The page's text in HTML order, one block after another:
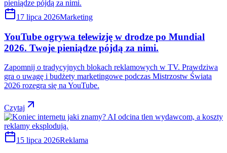
17 lipca 2026Marketing
YouTube ogrywa telewizję w drodze po Mundial
2026. Twoje pieniądze pójdą za nimi.
Zapomnij o tradycyjnych blokach reklamowych w TV. Prawdziwa
gra o uwagę i budżety marketingowe podczas Mistrzostw Świata
2026 rozegra się na YouTube.
Czytaj
15 lipca 2026Reklama